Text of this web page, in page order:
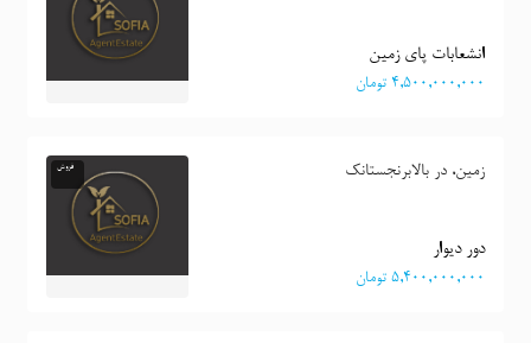
انشعابات پای زمین
٤,٥٠٠,٠٠٠,٠٠٠ تومان
زمین، در بالابرنجستانک
دور دیوار
٥,٤٠٠,٠٠٠,٠٠٠ تومان
فروش